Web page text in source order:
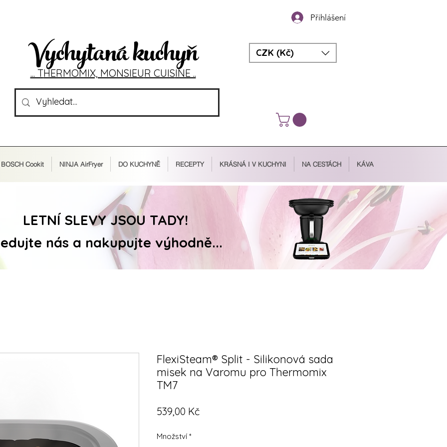
Přihlášení
Vychytaná kuchyň
... THERMOMIX, MONSIEUR CUISINE ..
CZK (Kč)
BOSCH Cookit NINJA AirFryer DO KUCHYNĚ RECEPTY KRÁSNÁ I V KUCHYNI NA CESTÁCH KÁVA
LETNÍ SLEVY JSOU TADY!
nás a nakupujte výhodně...
FlexiSteam® Split - Silikonová sada
misek na Varomu pro Thermomix
TM7
539,00 KčCena
Množství *